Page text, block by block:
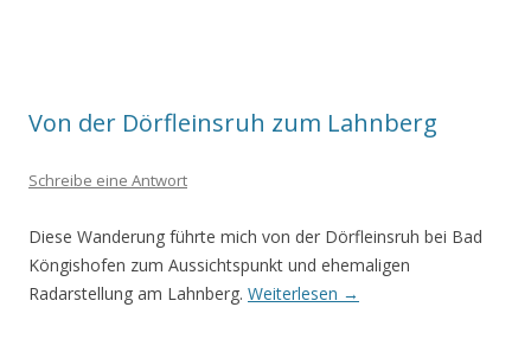
Von der Dörfleinsruh zum Lahnberg
Schreibe eine Antwort
Diese Wanderung führte mich von der Dörfleinsruh bei Bad
Köngishofen zum Aussichtspunkt und ehemaligen
Radarstellung am Lahnberg. Weiterlesen →